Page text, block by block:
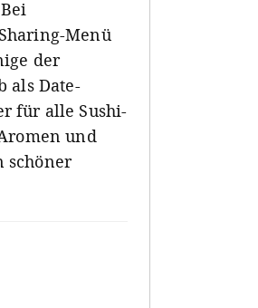
Menü
der
als Date-
für alle Sushi-
und
schöner